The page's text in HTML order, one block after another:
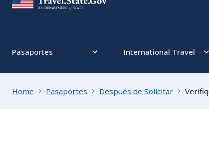
Pasaportes International Travel
Home Pasaportes Después de Solicitar